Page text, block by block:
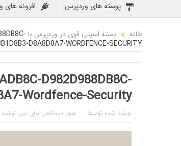
پوسته های وردپرس افزونه
خانه بسته امنیتی قوی در وردپرس با WORDFENCE SECURITY
D8A8D8A7-WORDFENCE-SECURITY
D982D988DB8C-
Wordfence-Security
نوشته شده توسط: هنوز دیدگاهی برای این نوشته